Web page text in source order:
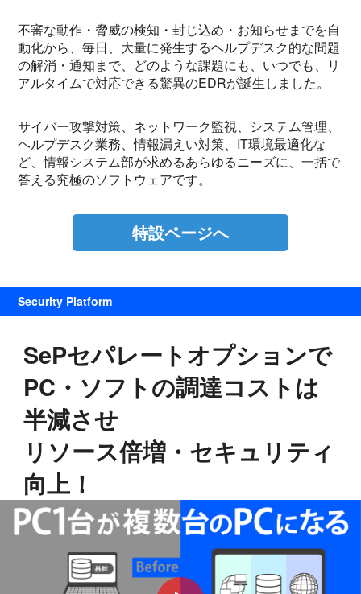
不審な動作・脅威の検知・封じ込め・お知らせまでを自
動化から、毎日、大量に発生するヘルプデスク的な問題
の解消・通知まで、どのような課題にも、いつでも、リ
アルタイムで対応できる驚異のEDRが誕生しました。
サイバー攻撃対策、ネットワーク監視、システム管理、
ヘルプデスク業務、情報漏えい対策、IT環境最適化な
ど、情報システム部が求めるあらゆるニーズに、一括で
答える究極のソフトウェアです。
特設ページへ
Security Platform
SePセパレートオプションで
PC・ソフトの調達コストは
半減させ
リソース倍増・セキュリティ
向上！